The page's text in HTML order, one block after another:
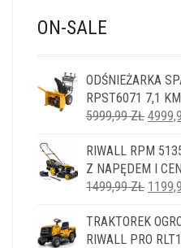
ON-SALE
ODŚNIEŻARKA
RPST6071 7,1 KM
5999,99ZŁ
RIWALL RPM
Z NAPĘDEM I
1499,99ZŁ
TRAKTOREK
RIWALL PRO